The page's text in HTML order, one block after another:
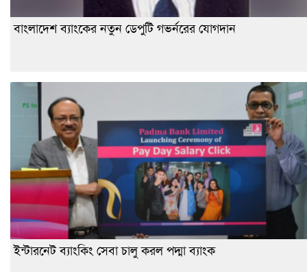
বাংলাদেশ ব্যাংকের নতুন ডেপুটি গভর্নরের যোগদান
ইন্টারনেট ব্যাংকিং সেবা চালু করল পদ্মা ব্যাংক